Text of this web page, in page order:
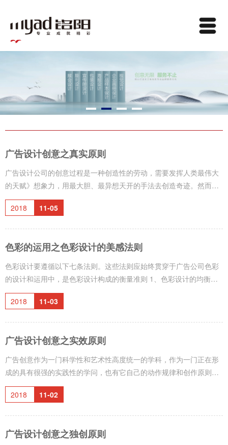
广告设计创意之真实原则
广告设计公司的创意过程是一种创造性的劳动，需要发挥人类最伟大
的天赋》想象力，用最大胆、最异想天开的手法去创造奇迹。然而，
这种想象力和创造力不是无节制的、荒谬的，它还必须立足于真实，
以事实为依据，“诚实的广告是广告创意最好的策划”。 真实性原则要
摆事实讲道理，广告所陈述事实具有强大的说服力，而不是语言本身
的技巧。这不仅是广告创意的内在依据，也是广告促销的有效策略。
广告创意所
2018 11-05
色彩的运用之色彩设计的美感法则
色彩设计要遵循以下七条法则。这些法则应始终贯穿于广告公司色彩
的设计和运用中，是色彩设计构成的衡量准则 1、色彩设计的均衡
2、色彩设计的呼应 3、色彩设计的主从 4、色彩设计的层次 5、点缀
色 6、色彩设计的衬托 7、色彩设计的渐变 以上七项原则在广告设计
2018 11-03
广告设计创意之实效原则
广告创意作为一门科学性和艺术性高度统一的学科，作为一门正在形
成的具有很强的实践性的学问，也有它自己的动作规律和创作原则，
实效原则是其中之一。 所谓实效原则，就是指能带来现实的广告效
果，能给广告主带来实际的收益，这是广告设计的根本原则，广告创
与产出，无效或者效果不好的广告都是对广告主资金的浪费，是有悖
2018 11-02
广告设计创意之独创原则